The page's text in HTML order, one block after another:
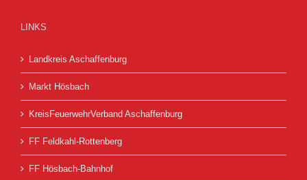
LINKS
Landkreis Aschaffenburg
Markt Hösbach
KreisFeuerwehrVerband Aschaffenburg
FF Feldkahl-Rottenberg
FF Hösbach-Bahnhof